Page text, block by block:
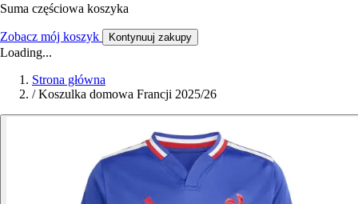
Suma częściowa koszyka
Zobacz mój koszyk Kontynuuj zakupy
Loading...
Strona główna
/ Koszulka domowa Francji 2025/26